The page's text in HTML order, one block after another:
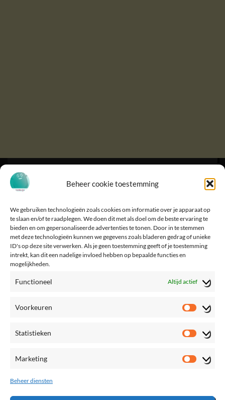
Beheer cookie toestemming
We gebruiken technologieën zoals cookies om informatie over je apparaat op
te slaan en/of te raadplegen. We doen dit met als doel om de beste ervaring te
bieden en om gepersonaliseerde advertenties te tonen. Door in te stemmen
met deze technologieën kunnen we gegevens zoals bladeren gedrag of unieke
ID's op deze site verwerken. Als je geen toestemming geeft of je toestemming
intrekt, kan dit een nadelige invloed hebben op bepaalde functies en
mogelijkheden.
Functioneel Altijd actief
Voorkeuren
Statistieken
Marketing
Beheer diensten